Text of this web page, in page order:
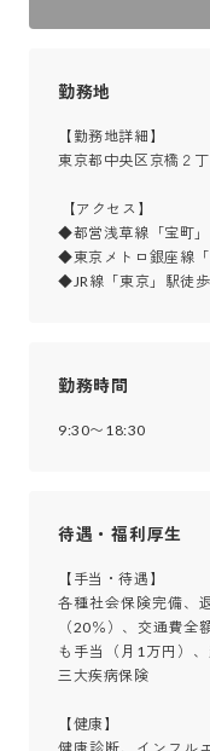
勤務地
【勤務地詳細】
東京都中央区京橋２
◆都営浅草線「宝町
◆東京メトロ銀座線
◆JR線「東京」駅徒
勤務時間
9:30〜18:30
待遇・福利厚生
【手当・待遇】
各種社会保険完備、
（20％）、交通費全
も手当（月1万円）
三大疾病保険
【健康】